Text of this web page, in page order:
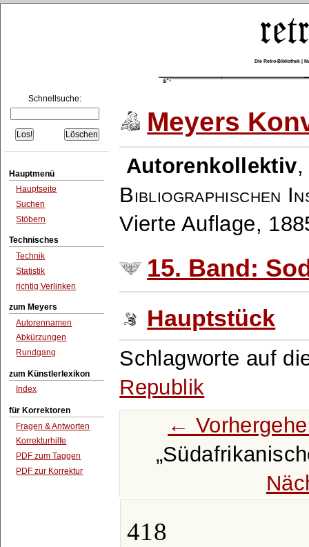
Die Retro-Bibliothek |
Schnellsuche:
Hauptmenü
Hauptseite
Suchen
Stöbern
Technisches
Technik
Statistik
richtig Verlinken
zum Meyers
Autorennamen
Abkürzungen
Rundgang
zum Künstlerlexikon
Index
für Korrektoren
Fragen & Antworten
Korrekturhilfe
PDF zum Taggen
PDF zur Korrektur
Meyers
Autorenkollektiv
Bibliographischen
Vierte Auflage,
15. Band:
Hauptstück
Schlagworte auf
Republik
←
418